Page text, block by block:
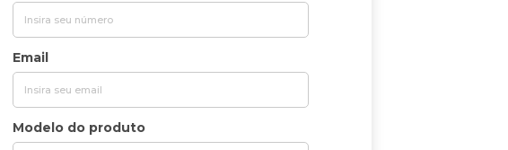
Email
Modelo do produto